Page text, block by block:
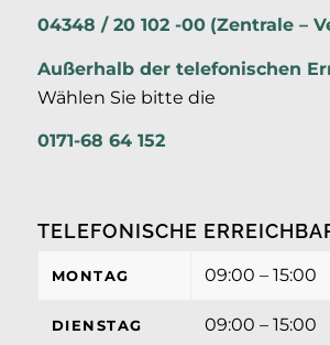
04348 / 20 102 -00 (Zentrale –
Außerhalb der telefonischen
Wählen Sie bitte die
0171-68 64 152
TELEFONISCHE
MONTAG 09:00 – 15:00
DIENSTAG 09:00 – 15:00